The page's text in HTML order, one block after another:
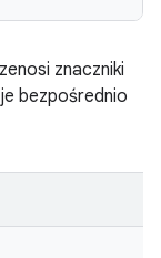
znaczniki
bezpośrednio